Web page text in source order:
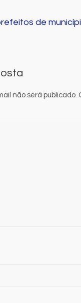
de
não será publicado.